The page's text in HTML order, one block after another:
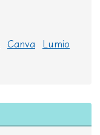
Canva
Lumio